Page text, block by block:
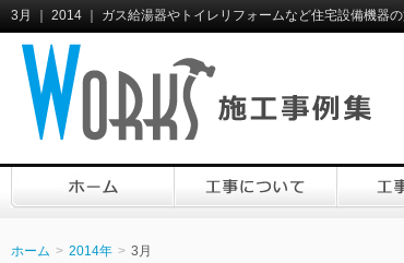
3月 ｜ 2014 ｜ ガス給湯器やトイレリフォームなど住宅設備機器の
ホーム 2014年 3月